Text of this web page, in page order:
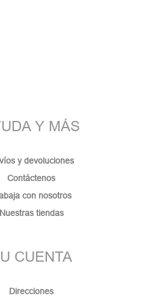
Y MÁS
y devoluciones
Contáctenos
con nosotros
Nuestras tiendas
CUENTA
Direcciones